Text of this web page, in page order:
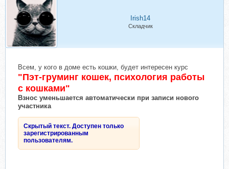
Irish14
Складчик
Всем, у кого в доме есть кошки, будет интересен курс
"Пэт-груминг кошек, психология работы
с кошками"
Взнос уменьшается автоматически при записи нового
участника
Скрытый текст. Доступен только
зарегистрированным
пользователям.